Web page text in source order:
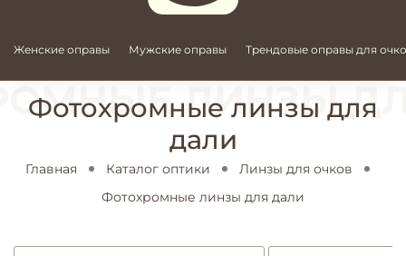
Женские оправы Мужские оправы Трендовые оправы для
Фотохромные линзы для
дали
Главная Каталог оптики
Линзы для очков
Фотохромные линзы для дали